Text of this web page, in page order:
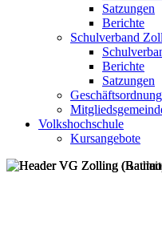
Satzungen
Berichte
Schulverband
Berichte
Satzungen
Volkshochschule
Kursangebote